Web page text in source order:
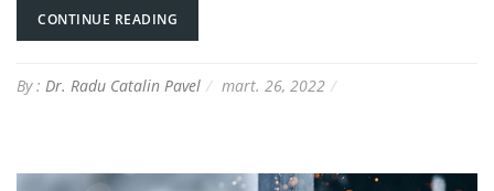
CONTINUE READING
By : Dr. Radu Catalin Pavel mart. 26, 2022